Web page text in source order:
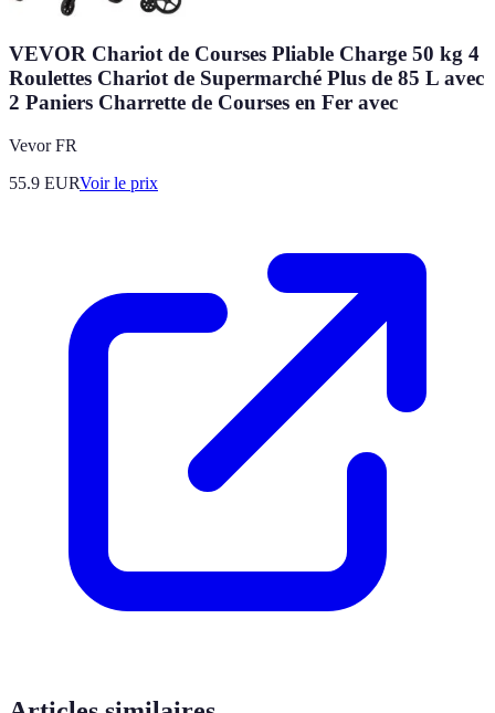
VEVOR Chariot de Courses Pliable Charge 50 kg 4
Roulettes Chariot de Supermarché Plus de 85 L avec
2 Paniers Charrette de Courses en Fer avec
Vevor FR
55.9 EURVoir le prix